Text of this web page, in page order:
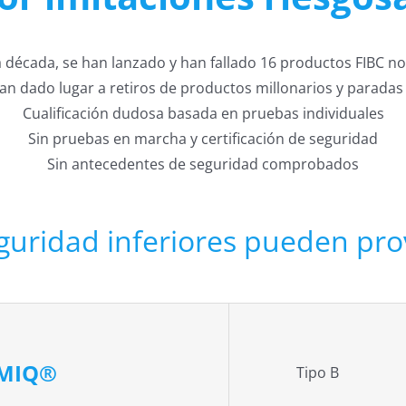
se han lanzado y han fallado 16 productos FIBC no
dado lugar a retiros de productos millonarios y
Cualificación dudosa basada en pruebas individuales
Sin pruebas en marcha y certificación de seguridad
Sin antecedentes de seguridad comprobados
inferiores pueden
Tipo B